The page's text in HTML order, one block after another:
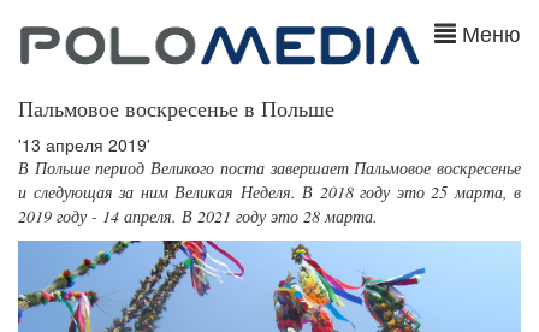
Меню
Пальмовое воскресенье в Польше
'13 апреля 2019'
В Польше период Великого поста завершает Пальмовое воскресенье
и следующая за ним Великая Неделя. В 2018 году это 25 марта, в
2019 году - 14 апреля. В 2021 году это 28 марта.